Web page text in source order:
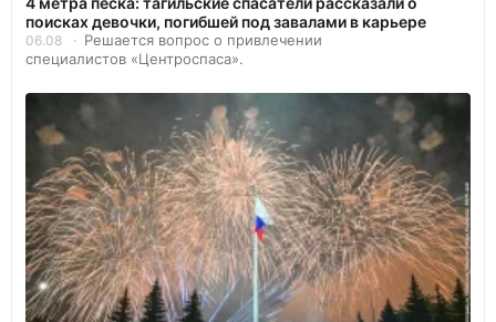
поисках девочки, погибшей под завалами в карьере
06.08
Решается вопрос о привлечении
специалистов «Центроспаса».